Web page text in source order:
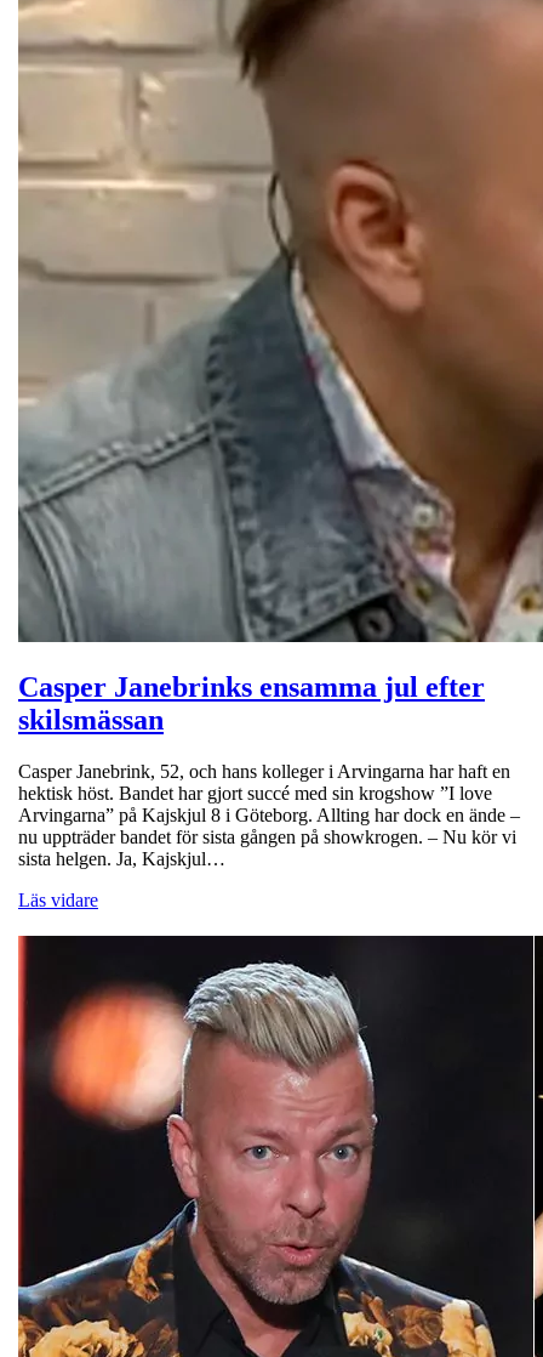
Casper Janebrinks ensamma jul efter
skilsmässan
Casper Janebrink, 52, och hans kolleger i Arvingarna har haft en
hektisk höst. Bandet har gjort succé med sin krogshow ”I love
Arvingarna” på Kajskjul 8 i Göteborg. Allting har dock en ände –
nu uppträder bandet för sista gången på showkrogen. – Nu kör vi
sista helgen. Ja, Kajskjul…
Läs vidare